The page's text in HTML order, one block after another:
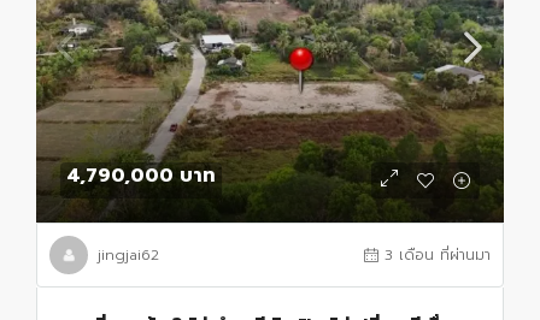
4,790,000 บาท
jingjai62 3 เดือน ที่ผ่านมา